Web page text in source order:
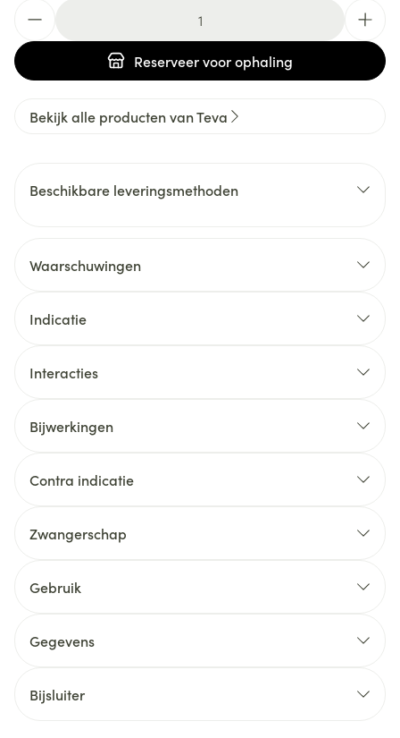
Reserveervoor ophaling
Bekijk alle producten van Teva
Beschikbare leveringsmethoden
Waarschuwingen
Indicatie
Interacties
Bijwerkingen
Contra indicatie
Zwangerschap
Gebruik
Gegevens
Bijsluiter